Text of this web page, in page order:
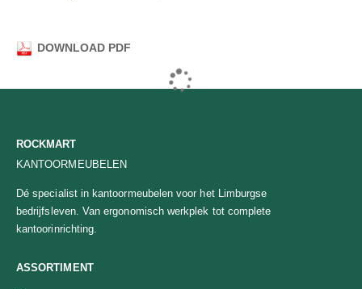
DOWNLOAD PDF
ROCKMART
KANTOORMEUBELEN
Dé specialist in kantoormeubelen voor het Limburgse
bedrijfsleven. Van ergonomisch werkplek tot complete
kantoorinrichting.
ASSORTIMENT